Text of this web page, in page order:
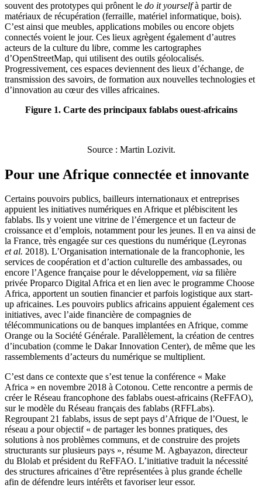
souvent des prototypes qui prônent le do it yourselfà partir de
matériaux de récupération (ferraille, matériel informatique, bois).
C’est ainsi que meubles, applications mobiles ou encore objets
connectés voient le jour. Ces lieux agrègent également d’autres
acteurs de la culture du libre, comme les cartographes
d’OpenStreetMap, qui utilisent des outils géolocalisés.
Progressivement, ces espaces deviennent des lieux d’échange, de
transmission des savoirs, de formation aux nouvelles technologies et
d’innovation au cœur des villes africaines.
Figure 1. Carte des principaux fablabs ouest-africains
Source : Martin Lozivit.
Pour une Afrique connectée et innovante
Certains pouvoirs publics, bailleurs internationaux et entreprises
appuient les initiatives numériques en Afrique et plébiscitent les
fablabs. Ils y voient une vitrine de l’émergence et un facteur de
croissance et d’emplois, notamment pour les jeunes. Il en va ainsi de
la France, très engagée sur ces questions du numérique (Leyronas
et al. 2018). L’Organisation internationale de la francophonie, les
services de coopération et d’action culturelle des ambassades, ou
encore l’Agence française pour le développement, via sa filière
privée Proparco Digital Africa et en lien avec le programme Choose
Africa, apportent un soutien financier et parfois logistique aux start-
up africaines. Les pouvoirs publics africains appuient également ces
initiatives, avec l’aide financière de compagnies de
télécommunications ou de banques implantées en Afrique, comme
Orange ou la Société Générale. Parallèlement, la création de centres
d’incubation (comme le Dakar Innovation Center), de même que les
rassemblements d’acteurs du numérique se multiplient.
C’est dans ce contexte que s’est tenue la conférence « Make
Africa » en novembre 2018 à Cotonou. Cette rencontre a permis de
créer le Réseau francophone des fablabs ouest-africains (ReFFAO),
sur le modèle du Réseau français des fablabs (RFFLabs).
Regroupant 21 fablabs, issus de sept pays d’Afrique de l’Ouest, le
réseau a pour objectif « de partager les bonnes pratiques, des
solutions à nos problèmes communs, et de construire des projets
structurants sur plusieurs pays », résume M. Agbayazon, directeur
du Blolab et président du ReFFAO. L’initiative traduit la nécessité
des structures africaines d’être représentées à plus grande échelle
afin de défendre leurs intérêts et favoriser leur essor.